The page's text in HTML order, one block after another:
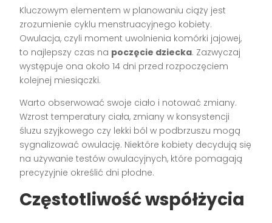
Kluczowym elementem w planowaniu ciąży jest
zrozumienie cyklu menstruacyjnego kobiety.
Owulacja, czyli moment uwolnienia komórki jajowej,
to najlepszy czas na poczęcie dziecka. Zazwyczaj
występuje ona około 14 dni przed rozpoczęciem
kolejnej miesiączki.
Warto obserwować swoje ciało i notować zmiany.
Wzrost temperatury ciała, zmiany w konsystencji
śluzu szyjkowego czy lekki ból w podbrzuszu mogą
sygnalizować owulację. Niektóre kobiety decydują się
na używanie testów owulacyjnych, które pomagają
precyzyjnie określić dni płodne.
Częstotliwość współżycia